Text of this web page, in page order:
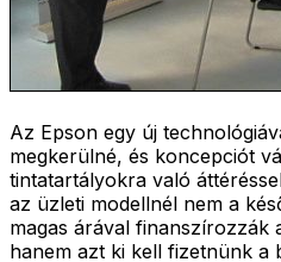
Az Epson egy új
megkerülné, és koncepciót
tintatartályokra való
az üzleti modellnél nem a
magas árával finanszírozzák
hanem azt ki kell fizetnünk a